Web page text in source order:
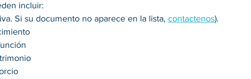
incluir:
Si su documento no aparece en la lista, contactenos).